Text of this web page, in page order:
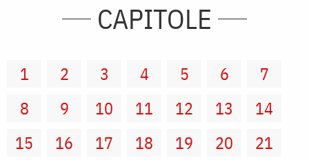
CAPITOLE
1 2 3 4 5 6
7
8
9 10 11 12 13
14
15
16 17 18 19 20
21